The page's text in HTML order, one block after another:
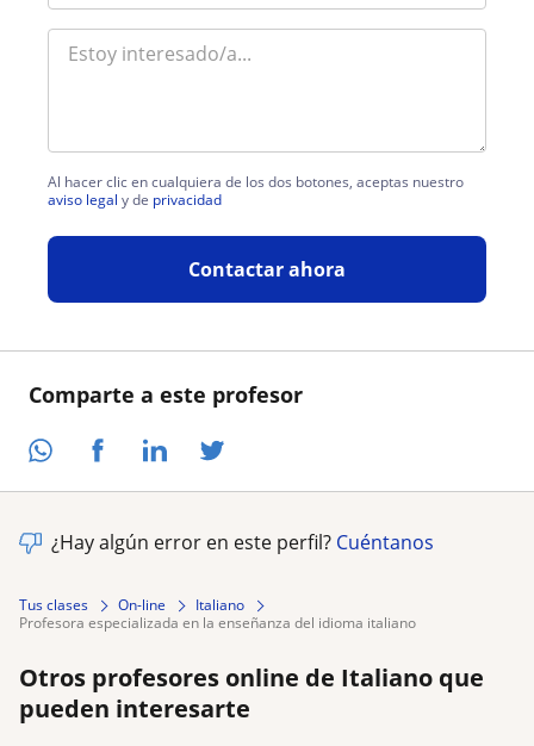
Comparte a este profesor
Al hacer clic en cualquiera de los dos botones, aceptas nuestro
aviso legal y de privacidad
Contactar ahora
¿Hay algún error en este perfil? Cuéntanos
Tus clases On-line
Italiano
profesora especializada en la enseñanza del idioma italiano
Otros profesores online de Italiano que
pueden interesarte